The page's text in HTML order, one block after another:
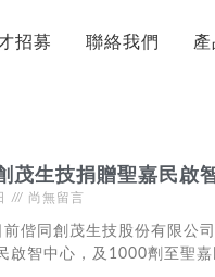
招募 聯絡我們
茂生技捐贈聖嘉民啟
尚無留言
偕同創茂生技股份有限公
啟智中心，及1000劑至聖